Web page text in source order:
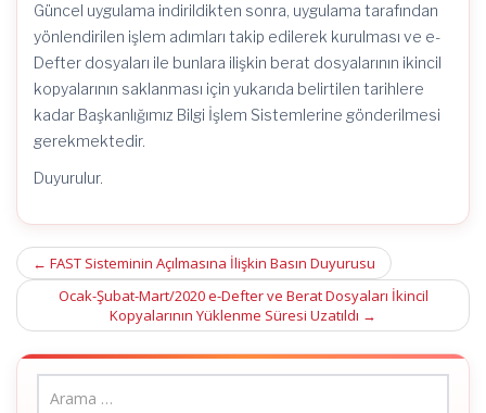
Güncel uygulama indirildikten sonra, uygulama tarafından
yönlendirilen işlem adımları takip edilerek kurulması ve e-
Defter dosyaları ile bunlara ilişkin berat dosyalarının ikincil
kopyalarının saklanması için yukarıda belirtilen tarihlere
kadar Başkanlığımız Bilgi İşlem Sistemlerine gönderilmesi
gerekmektedir.
Duyurulur.
Post
navigation
← FAST Sisteminin Açılmasına İlişkin Basın Duyurusu
Ocak-Şubat-Mart/2020 e-Defter ve Berat Dosyaları İkincil
Kopyalarının Yüklenme Süresi Uzatıldı →